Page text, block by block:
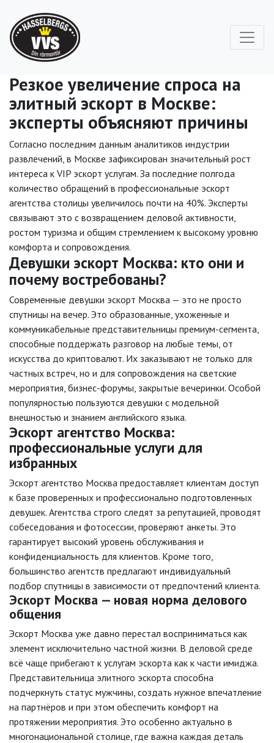
Резкое увеличение спроса на
элитный эскорт в Москве:
эксперты объясняют причины
Согласно последним данным аналитиков индустрии
развлечений, в Москве зафиксирован значительный рост
интереса к VIP эскорт услугам. За последние полгода
количество обращений в профессиональные эскорт
агентства столицы увеличилось почти на 40%. Эксперты
связывают это с возвращением деловой активности,
ростом туризма и общим стремлением к высокому уровню
комфорта и сопровождения.
Девушки эскорт Москва: кто они и
почему востребованы?
Современные девушки эскорт Москва — это не просто
спутницы на вечер. Это образованные, ухоженные и
коммуникабельные представительницы премиум-сегмента,
способные поддержать разговор на любые темы, от
искусства до криптовалют. Их заказывают не только для
частных встреч, но и для сопровождения на светские
мероприятия, бизнес-форумы, закрытые вечеринки. Особой
популярностью пользуются девушки с модельной
внешностью и знанием английского языка.
Эскорт агентство Москва:
профессиональные услуги для
избранных
Эскорт агентство Москва предоставляет клиентам доступ
к базе проверенных и профессионально подготовленных
девушек. Агентства строго следят за репутацией, проводят
собеседования и фотосессии, проверяют анкеты. Это
гарантирует высокий уровень обслуживания и
конфиденциальность для клиентов. Кроме того,
большинство агентств предлагают индивидуальный
подбор спутницы в зависимости от предпочтений клиента.
Эскорт Москва — новая норма делового
общения
Эскорт Москва уже давно перестал восприниматься как
элемент исключительно частной жизни. В деловой среде
всё чаще прибегают к услугам эскорта как к части имиджа.
Представительница элитного эскорта способна
подчеркнуть статус мужчины, создать нужное впечатление
на партнёров и при этом обеспечить комфорт на
протяжении мероприятия. Это особенно актуально в
многонациональной столице, где важна каждая деталь